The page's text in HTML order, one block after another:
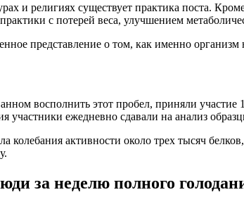
и религиях существует практика поста.
с потерей веса, улучшением
представление о том, как именно организм
восполнить этот пробел, приняли
участники ежедневно сдавали на анализ
колебания активности около трех тысяч
за неделю полного